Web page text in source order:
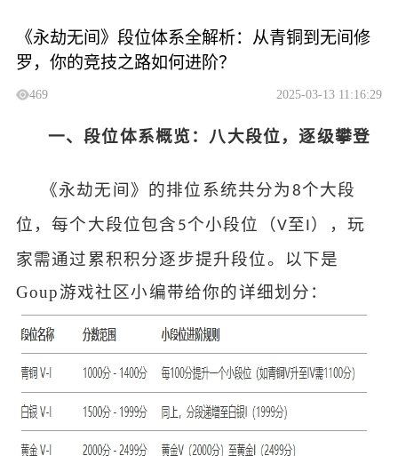
《永劫无间》段位体系全解析：从青铜到无间修
罗，你的竞技之路如何进阶？
469 2025-03-13 11:16:29
一、段位体系概览：八大段位，逐级攀登
《永劫无间》的排位系统共分为 8个大段
位，每个大段位包含 5个小段位（V至 ），玩
家需通过累积积分逐步提升段位。以下是
Goup游戏社区小编带给你的详细划分：